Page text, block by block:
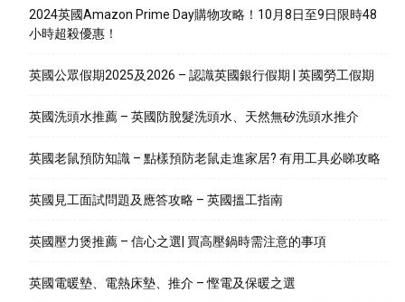
2024英國Amazon Prime Day購物攻略！10月8日至9日限時48
小時超殺優惠！
英國公眾假期2025及2026 – 認識英國銀行假期 | 英國勞工假期
英國洗頭水推薦 – 英國防脫髮洗頭水、天然無矽洗頭水推介
英國老鼠預防知識 – 點樣預防老鼠走進家居? 有用工具必睇攻略
英國見工面試問題及應答攻略 – 英國搵工指南
英國壓力煲推薦 – 信心之選| 買高壓鍋時需注意的事項
英國電暖墊、電熱床墊、推介 – 慳電及保暖之選